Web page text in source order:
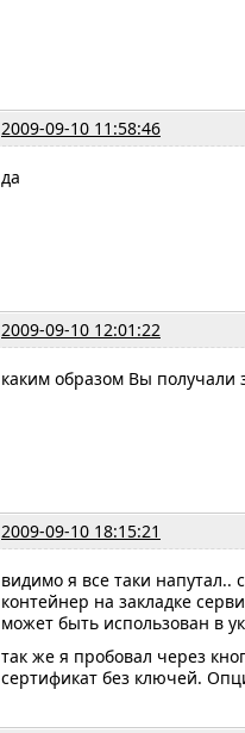
2009-09-10 11:58:46
да
2009-09-10 12:01:22
каким образом Вы получали
2009-09-10 18:15:21
видимо я все таки напутал..
контейнер на закладке
может быть использован в
так же я пробовал через
сертификат без ключей.